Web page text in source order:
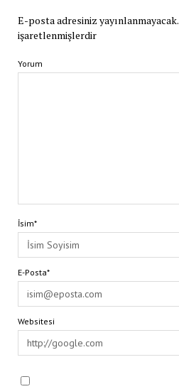
E-posta adresiniz yayınlanmayacak.
işaretlenmişlerdir
Yorum
İsim*
E-Posta*
Websitesi